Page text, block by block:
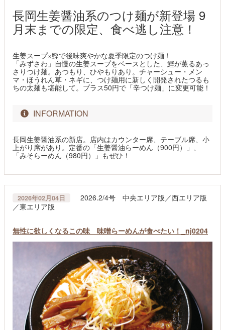
長岡生姜醤油系のつけ麺が新登場 9
月末までの限定、食べ逃し注意！
生姜スープ×鰹で後味爽やかな夏季限定のつけ麺！
「みずさわ」自慢の生姜スープをベースとした、鰹が薫るあっ
さりつけ麺。あつもり、ひやもりあり。チャーシュー・メン
マ・ほうれん草・ネギに、つけ麺用に新しく開発されたつるも
ちの太麺も堪能して。プラス50円で「辛つけ麺」に変更可能！
INFORMATION
長岡生姜醤油系の新店。店内はカウンター席、テーブル席、小
上がり席があり。定番の「生姜醤油らーめん（900円）」、
「みそらーめん（980円）」もぜひ！
2026年02月04日
2026.2/4号 中央エリア版／西エリア版
／東エリア版
無性に欲しくなるこの味 味噌らーめんが食べたい！_nj0204